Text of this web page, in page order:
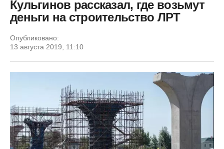
Кульгинов рассказал, где возьмут
деньги на строительство ЛРТ
Опубликовано:
13 августа 2019, 11:10